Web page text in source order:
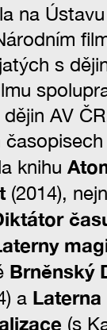
na
s
AV
knihu
(2014),
Brněnský
a Laterna
(s